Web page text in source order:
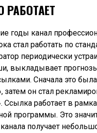
РАБОТАЕТ
годы канал
стал работать по
периодически
выкладывает
Сначала это
затем он стал
Ссылка работает в
программы. Это
получает